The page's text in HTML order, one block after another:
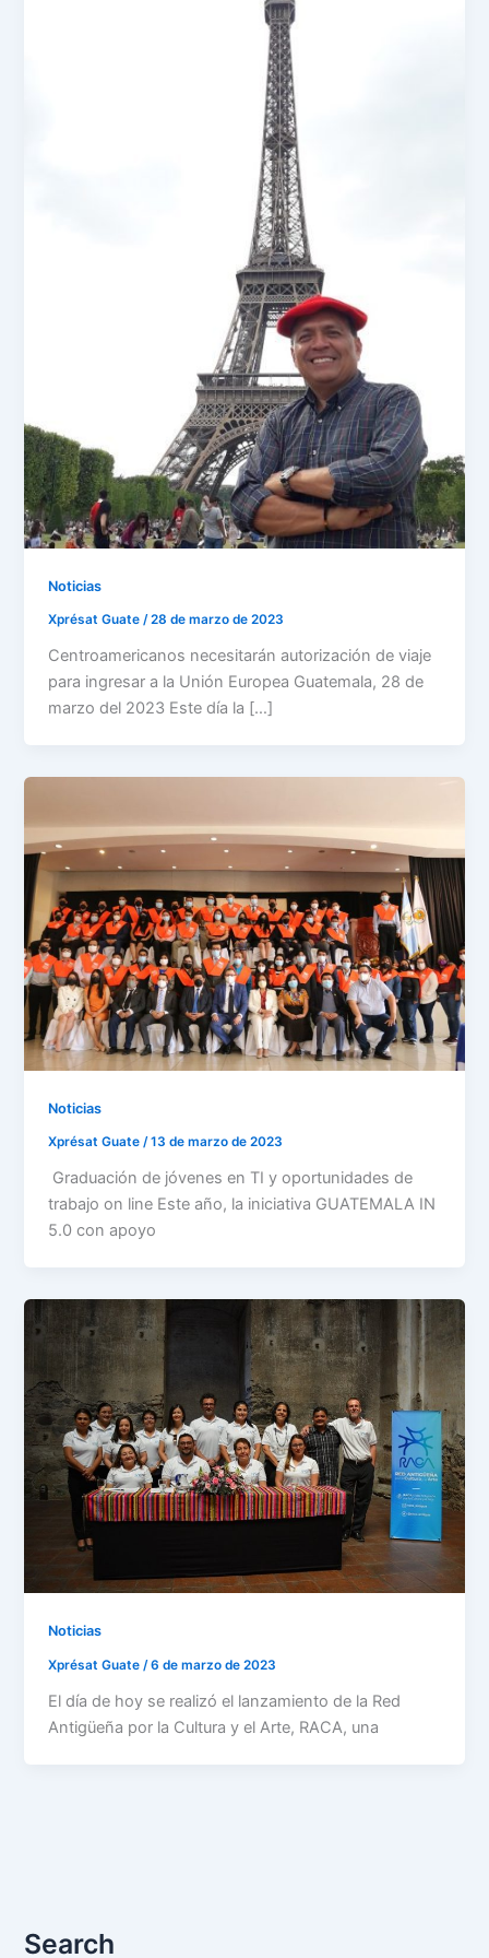
Noticias
Xprésat Guate/28 de marzo de 2023
Centroamericanos necesitarán autorización de viaje
para ingresar a la Unión Europea Guatemala, 28 de
marzo del 2023 Este día la […]
Noticias
Xprésat Guate/13 de marzo de 2023
Graduación de jóvenes en TI y oportunidades de
trabajo on line Este año, la iniciativa GUATEMALA IN
5.0 con apoyo
Noticias
Xprésat Guate/6 de marzo de 2023
El día de hoy se realizó el lanzamiento de la Red
Antigüeña por la Cultura y el Arte, RACA, una
Search